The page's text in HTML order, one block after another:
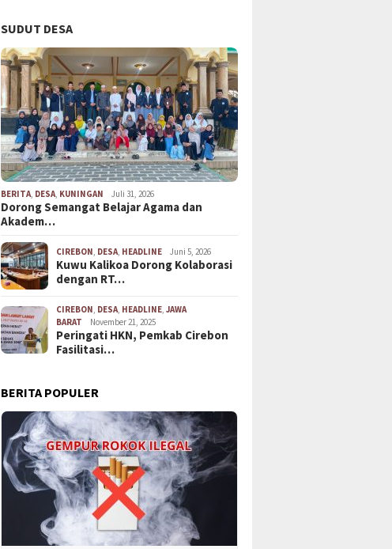
SUDUT DESA
BERITA, DESA, KUNINGAN Juli 31, 2026
Dorong Semangat Belajar Agama dan
Akadem…
CIREBON, DESA, HEADLINE Juni 5, 2026
Kuwu Kalikoa Dorong Kolaborasi
dengan RT…
CIREBON, DESA, HEADLINE,JAWA
BARAT
November 21, 2025
Peringati HKN, Pemkab Cirebon
Fasilitasi…
BERITA POPULER